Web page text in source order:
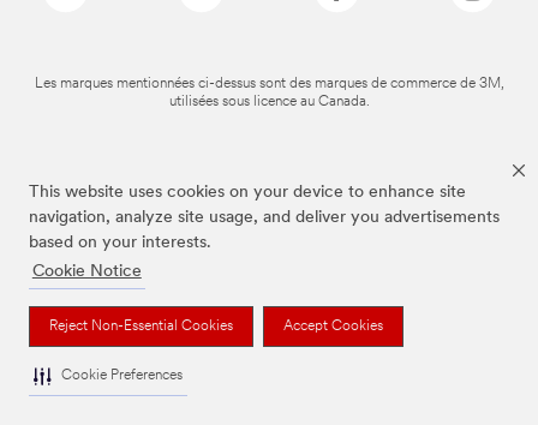
This website uses cookies on your device to enhance site
navigation, analyze site usage, and deliver you advertisements
based on your interests.
Cookie Notice
Reject Non-Essential Cookies Accept Cookies
Cookie Preferences
Les marques mentionnées ci-dessus sont des marques de commerce de 3M,
utilisées sous licence au Canada.